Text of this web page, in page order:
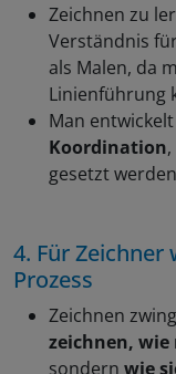
Zeichnen zu
Verständnis
als Malen, da
Linienführung
Man
Koordination
gesetzt
4. Für Zeichner
Prozess
Zeichnen
zeichnen,
sondern wie